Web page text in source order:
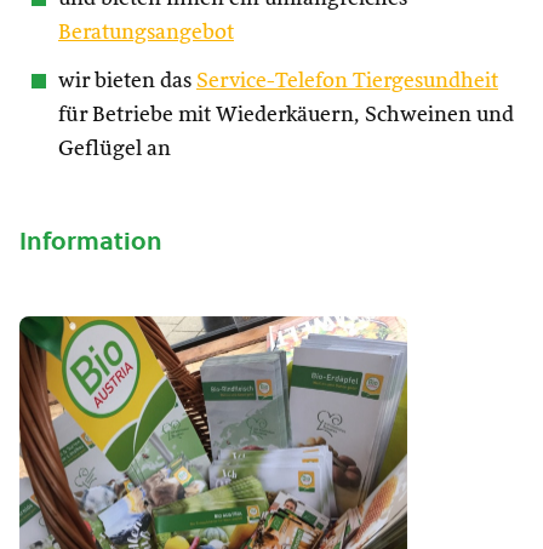
Beratungsangebot
wir bieten das Service-Telefon Tiergesundheit
für Betriebe mit Wiederkäuern, Schweinen und
Geflügel an
Information